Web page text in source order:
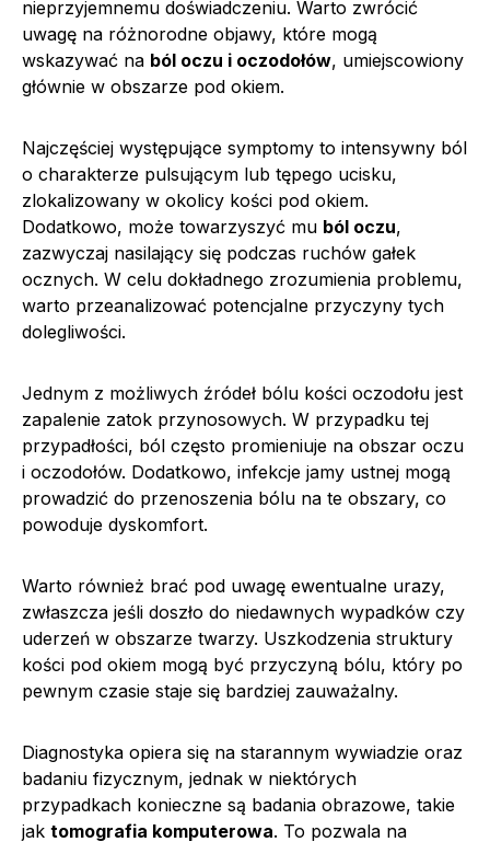
nieprzyjemnemu doświadczeniu. Warto zwrócić
uwagę na różnorodne objawy, które mogą
wskazywać na ból oczu i oczodołów, umiejscowiony
głównie w obszarze pod okiem.
Najczęściej występujące symptomy to intensywny ból
o charakterze pulsującym lub tępego ucisku,
zlokalizowany w okolicy kości pod okiem.
Dodatkowo, może towarzyszyć mu ból oczu,
zazwyczaj nasilający się podczas ruchów gałek
ocznych. W celu dokładnego zrozumienia problemu,
warto przeanalizować potencjalne przyczyny tych
dolegliwości.
Jednym z możliwych źródeł bólu kości oczodołu jest
zapalenie zatok przynosowych. W przypadku tej
przypadłości, ból często promieniuje na obszar oczu
i oczodołów. Dodatkowo, infekcje jamy ustnej mogą
prowadzić do przenoszenia bólu na te obszary, co
powoduje dyskomfort.
Warto również brać pod uwagę ewentualne urazy,
zwłaszcza jeśli doszło do niedawnych wypadków czy
uderzeń w obszarze twarzy. Uszkodzenia struktury
kości pod okiem mogą być przyczyną bólu, który po
pewnym czasie staje się bardziej zauważalny.
Diagnostyka opiera się na starannym wywiadzie oraz
badaniu fizycznym, jednak w niektórych
przypadkach konieczne są badania obrazowe, takie
jak tomografia komputerowa. To pozwala na